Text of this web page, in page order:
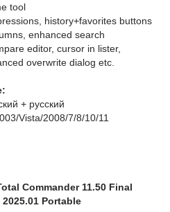
tool
history+favorites buttons
enhanced search
editor, cursor in lister,
overwrite dialog etc.
+ русский
Vista/2008/7/8/10/11
Commander 11.50 Final
2025.01 Portable